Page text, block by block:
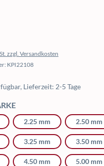
zzgl. Versandkosten
KPI22108
Lieferzeit: 2-5 Tage
AUSWÄHLEN
2.25 mm 2.50 mm
3.25 mm 3.50 mm
4.50 mm 5.00 mm